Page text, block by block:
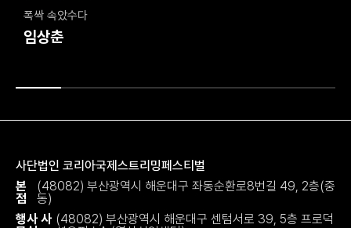
사단법인 코리아국제스트리밍페스티벌
본
점
(48082) 부산광역시 해운대구 좌동순환로8번길 49, 2층(중
동)
행사 사 (48082) 부산광역시 해운대구 센텀서로 39, 5층 프로덕